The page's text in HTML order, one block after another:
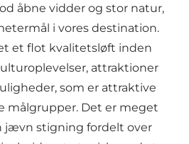
åbne vidder og stor natur,
i vores destination.
et flot kvalitetsløft inden
attraktioner
som er attraktive
målgrupper. Det er meget
jævn stigning fordelt over